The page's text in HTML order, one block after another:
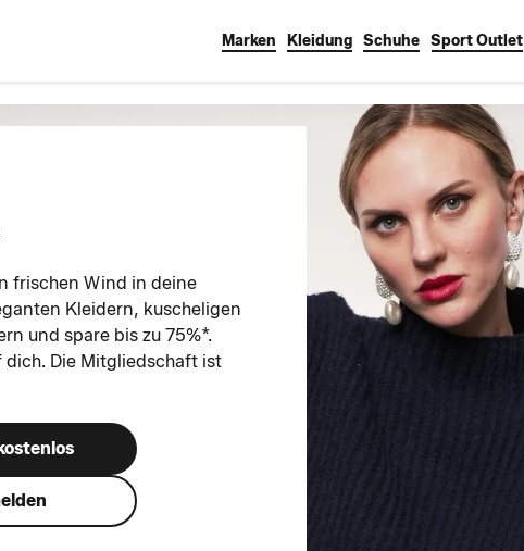
Marken Kleidung Schuhe Sport Outlet
frischen Wind in deine
Kleidern, kuscheligen
und spare bis zu 75%*.
dich. Die Mitgliedschaft ist